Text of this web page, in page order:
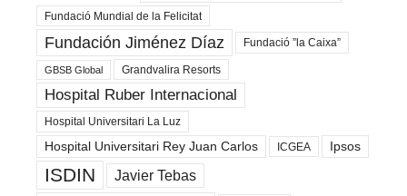
Fundació Mundial de la Felicitat
Fundación Jiménez Díaz Fundació ”la Caixa”
GBSB Global Grandvalira Resorts
Hospital Ruber Internacional
Hospital Universitari La Luz
Hospital Universitari Rey Juan Carlos ICGEA Ipsos
ISDIN Javier Tebas